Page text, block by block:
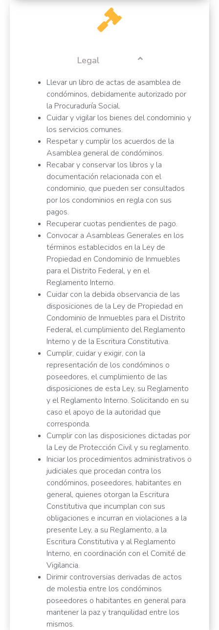
Legal
Llevar un libro de actas de asamblea de
condóminos, debidamente autorizado por
la Procuraduría Social.
Cuidar y vigilar los bienes del condominio y
los servicios comunes.
Respetar y cumplir los acuerdos de la
Asamblea general de condóminos.
Recabar y conservar los libros y la
documentación relacionada con el
condominio, que pueden ser consultados
por los condominios en regla con sus
pagos.
Recuperar cuotas pendientes de pago.
Convocar a Asambleas Generales en los
términos establecidos en la Ley de
Propiedad en Condominio de Inmuebles
para el Distrito Federal, y en el
Reglamento Interno.
Cuidar con la debida observancia de las
disposiciones de la Ley de Propiedad en
Condominio de Inmuebles para el Distrito
Federal, el cumplimiento del Reglamento
Interno y de la Escritura Constitutiva.
Cumplir, cuidar y exigir, con la
representación de los condóminos o
poseedores, el cumplimiento de las
disposiciones de esta Ley, su Reglamento
y el Reglamento Interno. Solicitando en su
caso el apoyo de la autoridad que
corresponda.
Cumplir con las disposiciones dictadas por
la Ley de Protección Civil y su reglamento.
Iniciar los procedimientos administrativos o
judiciales que procedan contra los
condóminos, poseedores, habitantes en
general, quienes otorgan la Escritura
Constitutiva que incumplan con sus
obligaciones e incurran en violaciones a la
presente Ley, a su Reglamento, a la
Escritura Constitutiva y al Reglamento
Interno, en coordinación con el Comité de
Vigilancia.
Dirimir controversias derivadas de actos
de molestia entre los condóminos
poseedores o habitantes en general para
mantener la paz y tranquilidad entre los
mismos.